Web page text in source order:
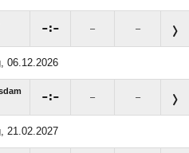
: – –
06.12.2026
: – –
21.02.2027